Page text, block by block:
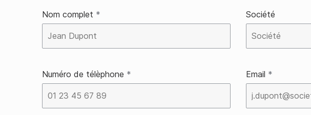
nom complet * société
numéro de télèphone * email *